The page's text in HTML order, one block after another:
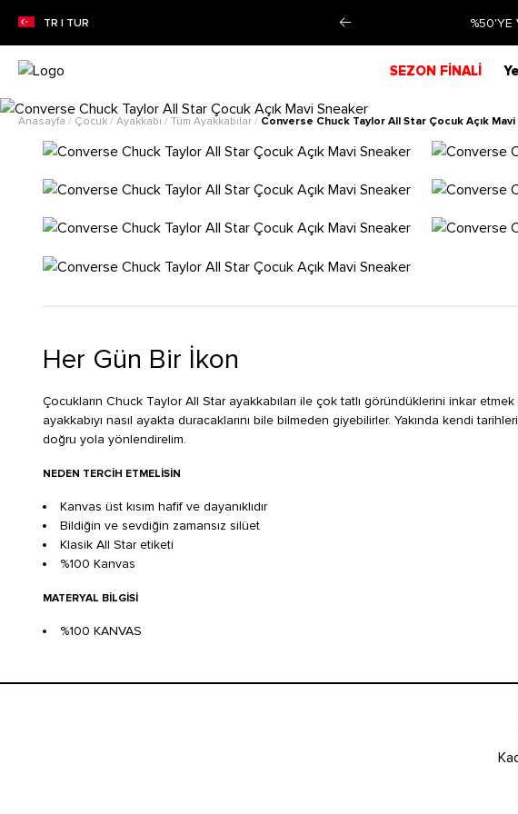
TR | TUR
İNDİRİMİ! Siparişin 1-3
SEZON FİNALİ
Anasayfa / Çocuk / Ayakkabı / Tüm Ayakkabılar / Converse Chuck Taylor All Star Çocuk Açık
Her Gün Bir İkon
Çocukların Chuck Taylor All Star ayakkabıları ile çok tatlı göründüklerini inkar
ayakkabıyı nasıl ayakta duracaklarını bile bilmeden giyebilirler. Yakında kendi
doğru yola yönlendirelim.
NEDEN TERCIH ETMELISIN
Kanvas üst kısım hafif ve dayanıklıdır
Bildiğin ve sevdiğin zamansız silüet
Klasik All Star etiketi
%100 Kanvas
MATERYAL BILGISI
%100 KANVAS